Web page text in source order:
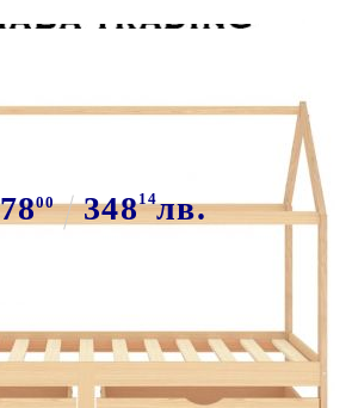
бор масив, 90х200 см
00 34814лв.
за доставка: 5 до 9 дни